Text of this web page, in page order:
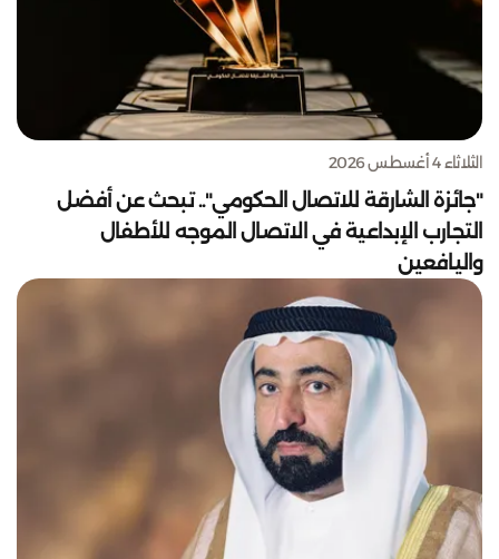
الثلاثاء 4 أغسطس 2026
"جائزة الشارقة للاتصال الحكومي".. تبحث عن أفضل
التجارب الإبداعية في الاتصال الموجه للأطفال
واليافعين